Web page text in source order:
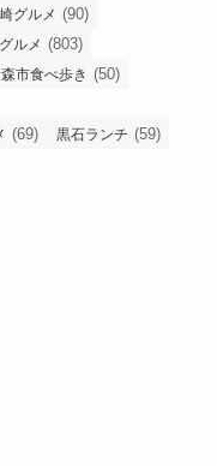
グルメ (90)
ルメ (803)
市食べ歩き (50)
(69) 黒石ランチ (59)